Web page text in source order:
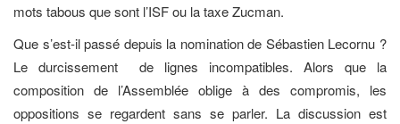
mots tabous que sont l’ISF ou la taxe Zucman.
Que s’est-il passé depuis la nomination de Sébastien Lecornu ?
Le durcissement de lignes incompatibles. Alors que la
composition de l’Assemblée oblige à des compromis, les
oppositions se regardent sans se parler. La discussion est